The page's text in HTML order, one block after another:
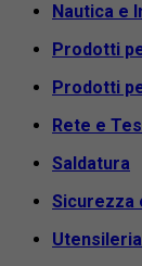
Nautica e
Prodotti
Prodotti
Rete e
Saldatura
Sicurezza
Utensileria